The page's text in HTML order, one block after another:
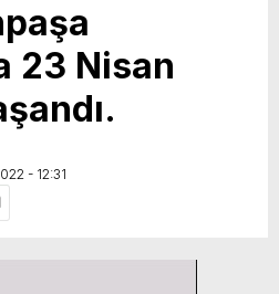
23 Nisan
- 12:31